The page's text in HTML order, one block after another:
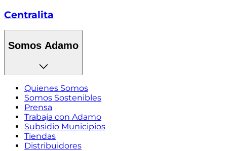
Centralita
Somos Adamo
Quienes Somos
Somos Sostenibles
Prensa
Trabaja con Adamo
Subsidio Municipios
Tiendas
Distribuidores